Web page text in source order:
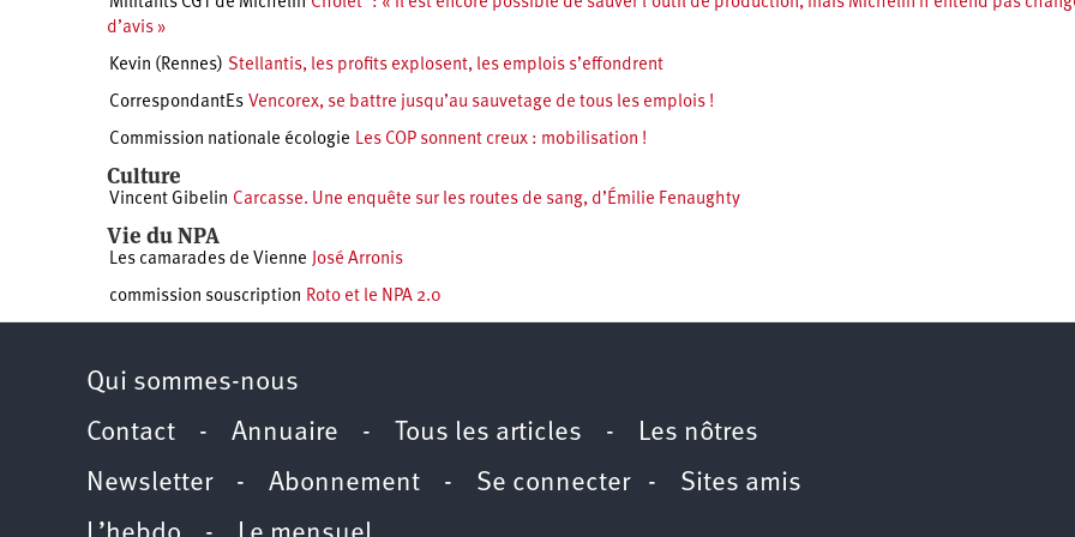
d’avis »
Kevin (Rennes) Stellantis, les profits explosent, les emplois s’effondrent
CorrespondantEs Vencorex, se battre jusqu’au sauvetage de tous les emplois !
Commission nationale écologie Les COP sonnent creux : mobilisation !
Culture
Vincent Gibelin Carcasse. Une enquête sur les routes de sang, d’Émilie Fenaughty
Vie du NPA
Les camarades de Vienne José Arronis
commission souscription Roto et le NPA 2.0
Qui sommes-nous
Contact - Annuaire - Tous les articles - Les nôtres
Newsletter- Abonnement - Se connecter- Sites amis